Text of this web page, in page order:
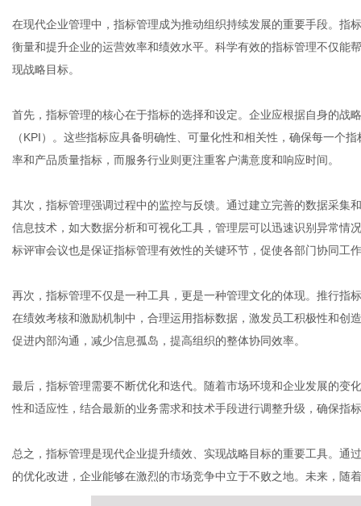
在现代企业管理中，指标管理成为推动组织持续发展的重要手段。指
衡量和提升企业的运营效率和绩效水平。科学有效的指标管理不仅能
现战略目标。
首先，指标管理的核心在于指标的选择和设定。企业应根据自身的战
（KPI）。这些指标应具备明确性、可量化性和相关性，确保每一个
率和产品质量指标，而服务行业则更注重客户满意度和响应时间。
其次，指标管理强调过程中的监控与反馈。通过建立完善的数据采集
信息技术，如大数据分析和可视化工具，管理层可以迅速识别异常情
标评审会议也是保证指标管理有效性的关键环节，促使各部门协同工
再次，指标管理不仅是一种工具，更是一种管理文化的体现。推行指
在绩效考核和激励机制中，合理运用指标数据，激发员工积极性和创
促进内部沟通，减少信息孤岛，提高组织的整体协同效率。
最后，指标管理需要不断优化和迭代。随着市场环境和企业发展的变
性和适应性，结合最新的业务需求和技术手段进行调整升级，确保指
总之，指标管理是现代企业提升绩效、实现战略目标的重要工具。通
的优化改进，企业能够在激烈的市场竞争中立于不败之地。未来，随